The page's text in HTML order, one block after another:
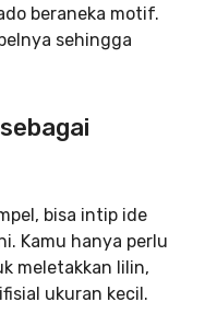
beraneka motif.
sehingga
bisa intip ide
Kamu hanya perlu
meletakkan lilin,
ukuran kecil.